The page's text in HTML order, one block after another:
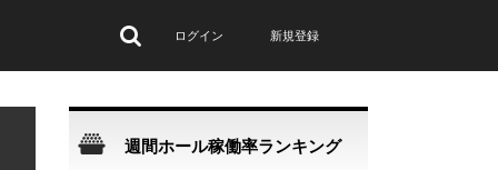
ログイン 新規登録
週間ホール稼働率ランキング